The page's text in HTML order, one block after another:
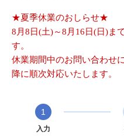
★夏季休業のおしらせ★
8月8日(土)～8月16日(日)ま
す。
休業期間中のお問い合わせ
降に順次対応いたします。
1
入力